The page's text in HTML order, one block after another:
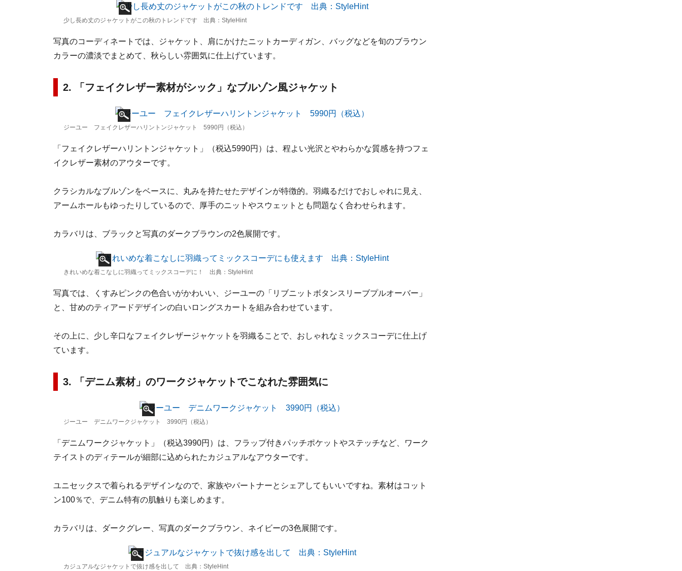
少し長め丈のジャケットがこの秋のトレンドです 出典：StyleHint
写真のコーディネートでは、ジャケット、肩にかけたニットカーディガン、バッグなどを旬のブラウン
カラーの濃淡でまとめて、秋らしい雰囲気に仕上げています。
2. 「フェイクレザー素材がシック」なブルゾン風ジャケット
ジーユー フェイクレザーハリントンジャケット 5990円（税込）
「フェイクレザーハリントンジャケット」（税込5990円）は、程よい光沢とやわらかな質感を持つフェ
イクレザー素材のアウターです。
クラシカルなブルゾンをベースに、丸みを持たせたデザインが特徴的。羽織るだけでおしゃれに見え、
アームホールもゆったりしているので、厚手のニットやスウェットとも問題なく合わせられます。
カラバリは、ブラックと写真のダークブラウンの2色展開です。
きれいめな着こなしに羽織ってミックスコーデに！ 出典：StyleHint
写真では、くすみピンクの色合いがかわいい、ジーユーの「リブニットボタンスリーブプルオーバー」
と、甘めのティアードデザインの白いロングスカートを組み合わせています。
その上に、少し辛口なフェイクレザージャケットを羽織ることで、おしゃれなミックスコーデに仕上げ
ています。
3. 「デニム素材」のワークジャケットでこなれた雰囲気に
ジーユー デニムワークジャケット 3990円（税込）
「デニムワークジャケット」（税込3990円）は、フラップ付きパッチポケットやステッチなど、ワーク
テイストのディテールが細部に込められたカジュアルなアウターです。
ユニセックスで着られるデザインなので、家族やパートナーとシェアしてもいいですね。素材はコット
ン100％で、デニム特有の肌触りも楽しめます。
カラバリは、ダークグレー、写真のダークブラウン、ネイビーの3色展開です。
カジュアルなジャケットで抜け感を出して 出典：StyleHint